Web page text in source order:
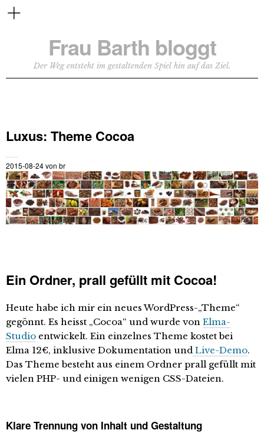
Frau Barth bloggt
Der Weg entsteht im gestaltenden Spiel hin auf das Ziel.
Luxus: Theme Cocoa
2015-08-24von br
Ein Ordner, prall gefüllt mit Cocoa!
Heute habe ich mir ein neues WordPress-„Theme“
gegönnt. Es heisst „Cocoa“ und wurde von Elma-
Studio entwickelt. Ein einzelnes Theme kostet bei
Elma 12€, inklusive Dokumentation und Live-Demo.
Das Theme besteht aus einem Ordner prall gefüllt mit
vielen PHP- und einigen wenigen CSS-Dateien.
Klare Trennung von Inhalt und Gestaltung